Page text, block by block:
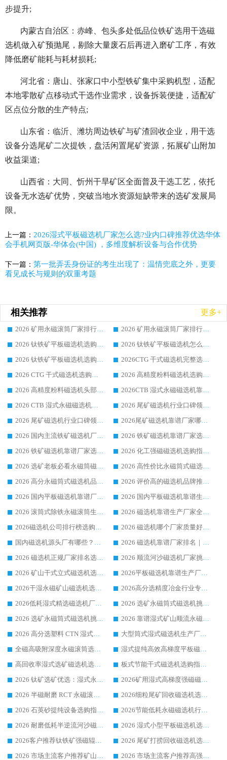
步提升;
内蒙古自治区：赤峰、包头多处低品位铁矿选用干选磁
选机做入矿预抛尾，剔除大量废石后再进入磨矿工序，有效
降低磨矿能耗与耗材损耗;
河北省：唐山、张家口中小型铁矿集中采购机型，适配
本地零散矿点移动式干选作业需求，设备拆装便捷，适配矿
区点位分散的生产特点;
山东省：临沂、潍坊周边铁矿与矿渣回收企业，用干选
设备分选尾矿二次提铁，盘活闲置尾矿资源，拓展矿山附加
收益渠道;
山西省：大同、忻州干旱矿区全面普及干选工艺，依托
设备无水选矿优势，突破当地水资源短缺带来的选矿发展局
限。
上一篇： 2026湿式平板磁选机厂家怎么选?业内口碑推荐优选华体
会手机网页版-华体会(中国) ，多维度解析设备与合作优势
下一篇： 第一批弄丢身份证的考生出现了：温情兜底之外，更要
看见成长与规则的双重考题
相关推荐 更多+
2026 矿用永磁滚筒厂家排行榜选购干货指南 行业口碑标杆华体会手机网页版-华体会(中国) 实力出众
2026 矿用永磁滚筒厂家排行榜选购指南，行业口碑领域强者华体会手机网页版-华体会(中国)
2026 钛铁矿平板磁选机选购全攻略 市场公认优质品牌厂家实力排行榜
2026 钛铁矿平板磁选机怎么选 靠谱生产企业实力排行榜选购参考攻略
2026 钛铁矿平板磁选机选购指南 行业口碑优选品牌生产企业实力排行榜
2026CTG 干式磁选机完整选购指南 行业口碑顶尖靠谱生产龙头厂家实力推荐
2026 CTG 干式磁选机选购指南|行业口碑靠谱生产厂家领域强者推荐
2026 高精度粉料磁选机选购全攻略 行业优质品牌华体会手机网页版-华体会(中国) 实力深度解析
2026 高精度粉料磁选机头部厂家选购指南 行业口碑靠谱品牌推荐 领域强者华体会手机网页版-华体会(中国) 解析
2026CTB 湿式永磁磁选机靠谱厂家实力排行榜 铁矿选矿设备采购全流程选购指南
2026 CTB 湿式永磁磁选机选购指南|行业口碑良好品牌推荐，领域强者华体会手机网页版-华体会(中国)
2026 尾矿磁选机行业口碑领域强者，源头直供国内主流厂家华体会手机网页版-华体会(中国) 一站式服务
2026 尾矿磁选机行业口碑领域强者，源头直供国内主流厂家华体会手机网页版-华体会(中国) 一站式服务
2026尾矿磁选机靠谱厂家哪家好 行业口碑领域强者华体会手机网页版-华体会(中国) 推荐
2026 国内主流铁矿磁选机厂家选购指南|行业口碑好品牌推荐，领域强者华体会手机网页版-华体会(中国)
2026 铁矿磁选机靠谱厂家选购全攻略 行业标杆华体会手机网页版-华体会(中国) 设备性价比出众
2026 铁矿磁选机靠谱厂家选购指南，领域强者华体会手机网页版-华体会(中国) 铁矿磁选机性价比高
2026 化工强磁磁选机选购指南 5 家行业口碑靠谱厂家领域强者推荐
2026 选矿老板必看永磁筒磁选机推荐 行业头部品牌口碑设备选购全攻略
2026 高性价比永磁筒式磁选机品牌盘点 行业强者口碑实测选购完整指南
2026 高分永磁筒式磁选机品牌推荐 选矿设备强者对比测评采购避坑全攻略
2026 评价高的磁选机品牌推荐选购指南，永磁筒式磁选机设备领域强者全景行业口碑解析
2026 国内平板磁选机靠谱厂家排名 行业实测口碑设备按需选购全指南
2026 国内平板磁选机靠谱生产厂家推荐排名|行业口碑选购指南，领域强者按需选设备
2026 滚筒式除铁永磁滚筒生产厂家推荐排名|行业口碑选购指南，领域强者源头厂商精选
2026 磁选机靠谱生产厂家全梳理 分场景选型行业头部品牌选购参考攻略
2026磁选机公司排行榜选购指南|正规源头厂家推荐，领域强者高性价比靠谱信赖品牌
2026 磁选机哪个厂家质量好？十大靠谱磁电企业排名选购指南
国内磁选机源头厂有哪些？2026 综合实力排名与采购避坑技巧
2026 磁选机靠谱厂家排名｜华体会手机网页版-华体会(中国) 高性价比磁选机磁电品牌
2026 磁选机正规厂家排名选购指南|行业口碑信赖品牌推荐性价比高靠谱磁电企业
2026 顺流河沙磁选机厂家挑选攻略 | 业内口碑龙头企业高性价比品牌推荐
2026 矿山干式立式磁选机选型攻略 梳理深耕磁电装备多年靠谱生产厂商
2026平板磁选机靠谱生产厂家选购指南 行业口碑良好品牌推荐 磁电领域实力强者
2026干湿永磁矿山磁选机选型攻略 优质生产厂家排名 选矿领域高口碑品牌推荐指南
2026高分选精度冶金行业专用磁选机生产厂家,干湿式磁选机源头供应商推荐
2026低耗湿式精​选磁选机厂家怎么选?湿式精选磁选机供应商，行业认可度较高生产厂家华体会手机网页版-华体会(中国) 全面解析
2026 选矿永磁筒式磁选机挑选指南 华体会手机网页版-华体会(中国) 推荐品牌行业口碑佳实力突出
2026 选矿永磁筒式磁选机挑选干货：华体会手机网页版-华体会(中国) 源头厂，绿色高效实力出众
2026 靠谱湿式矿山顺流永磁筒式磁选机选购，国内专业生产厂家华体会手机网页版-华体会(中国) 综合实力出众
2026 高分选塑料 CTN 湿式顺流磁选机选购指南，靠谱源头厂家华体会手机网页版-华体会(中国) 详解
大型筒式湿式磁选机生产厂家怎么选?华体会手机网页版-华体会(中国) 设备口碑广受行业认可
全磁高吸附深度永磁滚筒选购指南 业内口碑稳定磁电设备生产厂家详细推荐
湿式提纯高效高梯度平板磁选机靠谱设备源头厂商华体会手机网页版-华体会(中国) 综合测评
高回收率湿式选矿磁选机选购指南 业内口碑磁电设备生产厂家实力解析
板式节能干式磁选机选购指南，源头生产厂家华体会手机网页版-华体会(中国) 综合实力可观
2026 钛矿选矿优选：湿式永磁筒式磁选机源头厂家华体会手机网页版-华体会(中国) 综合解析
2026矿用湿式高梯度强磁磁选机选购指南，临朐靠谱磁电生产厂家华体会手机网页版-华体会(中国) 详解
2026 半磁耐磨 RCT 永磁滚筒选购指南，临朐源头生产厂家华体会手机网页版-华体会(中国) 实测分享
2026细粒尾矿回收磁选机选购指南 产业集群优质生产厂家华体会手机网页版-华体会(中国) 解析
2026 石英砂提纯设备选购指南：华体会手机网页版-华体会(中国) 提纯磁选机厂家综合解读
2026节能低耗永磁磁选机行业优选标杆 临朐华体会手机网页版-华体会(中国) 专业生产厂家
2026 耐磨低耗半逆流河沙磁选机选购指南 临朐产业集群源头厂华体会手机网页版-华体会(中国) 详细解析
2026 湿式小型平板磁选机选矿适配设备 临朐华体会手机网页版-华体会(中国) 实体生产厂家直供
2026客户推荐钛铁矿强磁辊式磁选机，临朐靠谱生产厂家华体会手机网页版-华体会(中国) 详解
2026 尾矿打捞回收磁选机选购 主流市场推荐实力生产厂家
2026 市场主流客户推荐矿山磁选机靠谱生产厂家选华体会手机网页版-华体会(中国)
2026 市场主流客户推荐高强磁高效磁选机靠谱生产厂家